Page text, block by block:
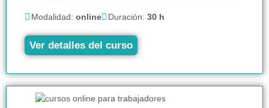
Modalidad: online Duración: 30 h
Ver detalles del curso